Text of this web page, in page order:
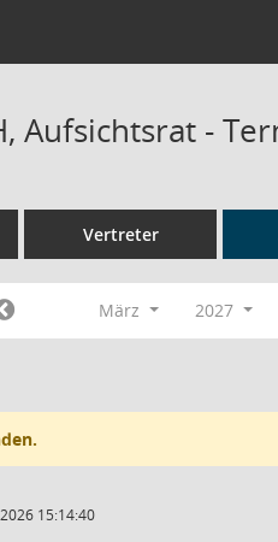
Aufsichtsrat -
Vertreter
März 2027
15:14:40